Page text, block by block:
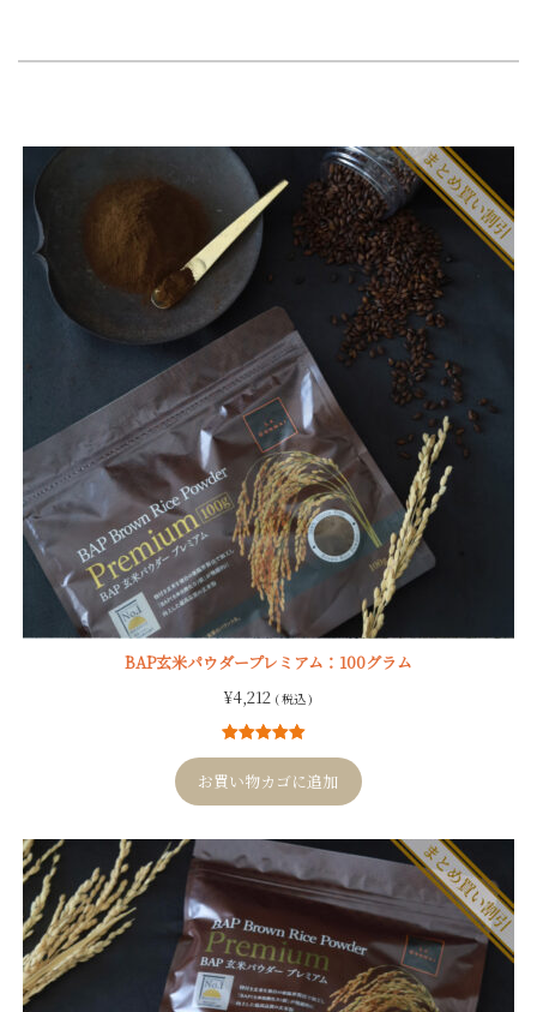
BAP玄米パウダープレミアム：100グラム
¥4,212 ( 税込 )
9
件の利用者
評価に基づ
く5段階評価
のうち、
お買い物カゴに追加